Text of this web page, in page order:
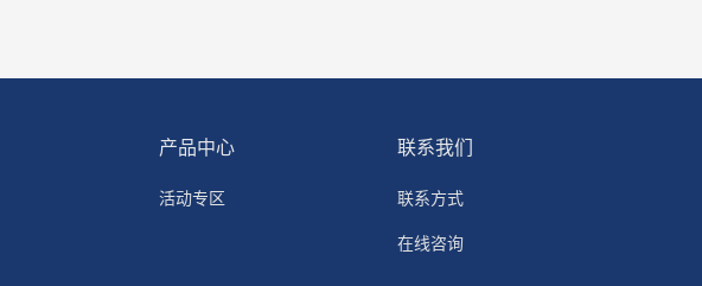
产品中心
活动专区
联系我们
联系方式
在线咨询